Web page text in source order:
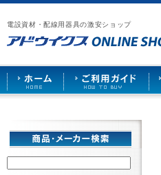
電設資材・配線用器具の激安ショップ
漏
電
ブ
レ
ー
カ
ー
や
照
ケ
ッ
ト
な
ア
ウ
イ
ス
HOME
ご
用
ガ
ド
お
い
合
せ
仕
先
募